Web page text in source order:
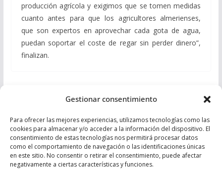
Gestionar consentimiento
Para ofrecer las mejores experiencias, utilizamos tecnologías como las
cookies para almacenar y/o acceder a la información del dispositivo. El
consentimiento de estas tecnologías nos permitirá procesar datos
como el comportamiento de navegación o las identificaciones únicas
en este sitio. No consentir o retirar el consentimiento, puede afectar
negativamente a ciertas características y funciones.
producción agrícola y exigimos que se tomen medidas
cuanto antes para que los agricultores almerienses,
que son expertos en aprovechar cada gota de agua,
puedan soportar el coste de regar sin perder dinero”,
finalizan.
146.000 menores almerienses”
El PP pide a los agricultores que aseguren sus
cosechas ante posibles daños por “gota fría” y
otras inclemencias meteorológicas